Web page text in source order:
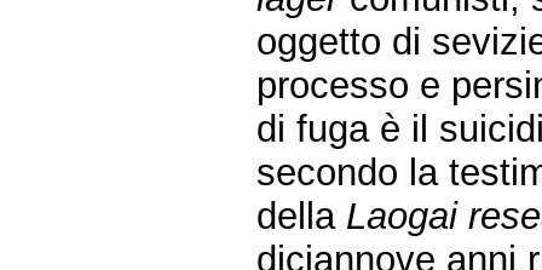
oggetto di
processo e
di fuga è il
secondo la
della Laogai
diciannove anni